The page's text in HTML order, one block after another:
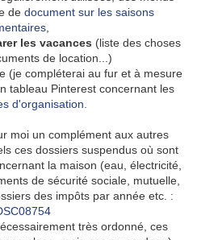
de document sur les saisons
,
les vacances (liste des choses
de location...)
(je compléterai au fur et à mesure
tableau Pinterest concernant les
d'organisation.
moi un complément aux autres
ces dossiers suspendus où sont
la maison (eau, électricité,
de sécurité sociale, mutuelle,
des impôts par année etc. :
très ordonné, ces